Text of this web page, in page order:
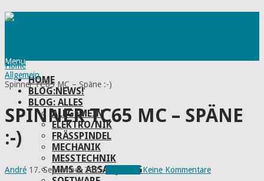
Menu
HOME
BLOG:NEWS!
BLOG: ALLES
ALLGEMEIN
ELEKTRO/NIK
FRÄSSPINDEL
MECHANIK
MESSTECHNIK
MMS & ABSAUGUNG
Home
Allgemein
Spinner TC65 MC – Späne :-)
SPINNER TC65 MC – SPÄNE
:-)
André 17. September 2025
Keine Kommentare